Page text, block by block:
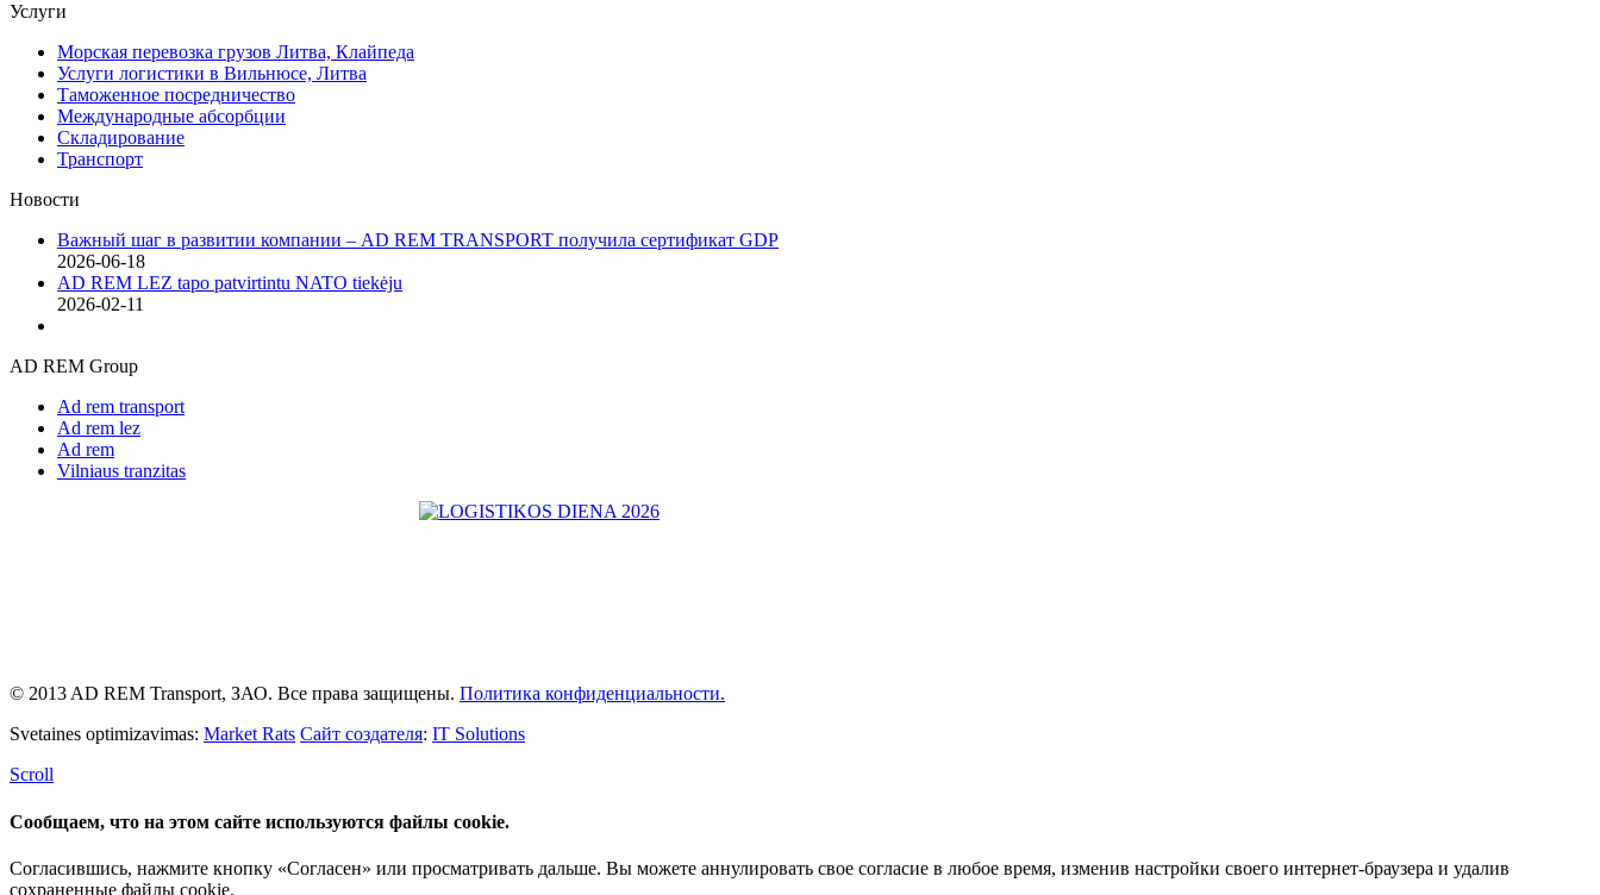
Услуги
Морская перевозка грузов Литва, Клайпеда
Услуги логистики в Вильнюсе, Литва
Таможенное посредничество
Международные абсорбции
Складирование
Транспорт
Новости
Важный шаг в развитии компании – AD REM TRANSPORT получила сертификат GDP
2026-06-18
AD REM LEZ tapo patvirtintu NATO tiekėju
2026-02-11
AD REM Group
Ad rem transport
Ad rem lez
Ad rem
Vilniaus tranzitas
© 2013 AD REM Transport, ЗАО. Все права защищены. Политика конфиденциальности.
Svetaines optimizavimas: Market Rats Сайт создателя: IT Solutions
Scroll
Сообщаем, что на этом сайте используются файлы cookie.
Согласившись, нажмите кнопку «Согласен» или просматривать дальше. Вы можете аннулировать свое согласие в любое время, изменив настройки своего интернет-браузера и удалив
сохраненные файлы cookie.